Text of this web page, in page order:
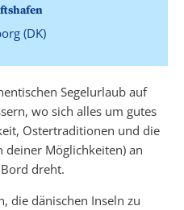
(DK)
Segelurlaub auf
wo sich alles um gutes
Ostertraditionen und die
deiner Möglichkeiten) an
dreht.
die dänischen Inseln zu